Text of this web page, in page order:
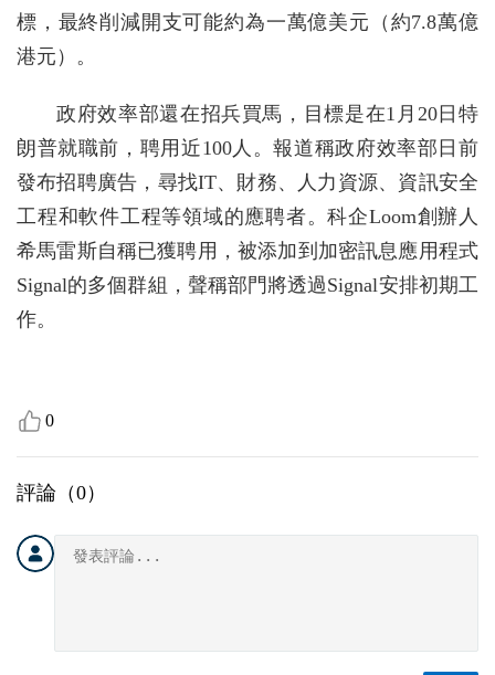
標，最終削減開支可能約為一萬億美元（約7.8萬億
港元）。
政府效率部還在招兵買馬，目標是在1月20日特
朗普就職前，聘用近100人。報道稱政府效率部日前
發布招聘廣告，尋找IT、財務、人力資源、資訊安全
工程和軟件工程等領域的應聘者。科企Loom創辦人
希馬雷斯自稱已獲聘用，被添加到加密訊息應用程式
Signal的多個群組，聲稱部門將透過Signal安排初期工
作。
0
評論（0）